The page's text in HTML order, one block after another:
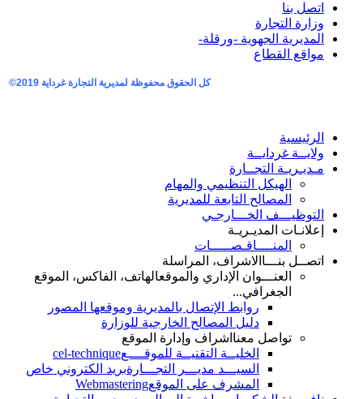
اتصل بنا
وزارة التجارة
المديرية الجهوية -ورقلة-
مواقع القطاع
كل الحقوق محفوظة لمديرية التجارة غرداية 2019©
الرئيسية
ولايــة غردايــة
مـديـريـة التجــارة
الهيكل التنظيمي والمهام
المصالح التابعة للمديرية
التوظيـــف الخـــارجـي
إعلانـات المديـريـة
المنــــاقـصـــــات
اتصــل بنـــا الاشراف، المراسلة
العنـــوان الإداري والموقعالهاتف، الفاكس، الموقع
الجغرافي...
روابط الإتصال بالمديرية وموقعها المصور
دليل المصالح الخارجية للوزارة
تواصل معنا اشراف وإدارة الموقع
الخليــة التقنيــة للموقــــعcel-technique
السيـــد مديـــر التجـــارةبريد الكتروني خاص
المشرف على الموقعWebmastering